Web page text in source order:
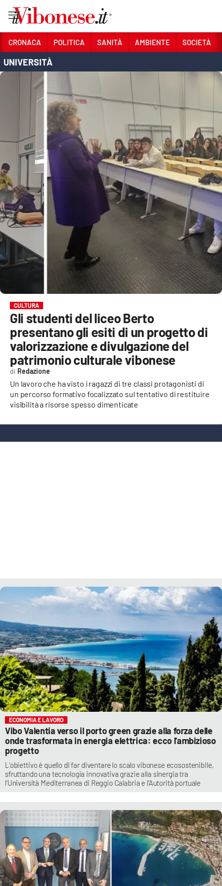
Sezioni
CRONACA
POLITICA
AMBIENTE
SOCIETÀ
CULTURA
ECONOMIA E LAVORO
EVENTI
SPORT
LAC TV
LAC NETWORK
LAC ONAIR
LaC
Network
LACPLAY.IT
APPLE
CRONACA POLITICA SANITÀ AMBIENTE SOCIETÀ
UNIVERSITÀ
CULTURA
Gli studenti del liceo Berto
presentano gli esiti di un progetto di
valorizzazione e divulgazione del
patrimonio culturale vibonese
Un lavoro che ha visto i ragazzi di tre classi protagonisti di
un percorso formativo focalizzato sul tentativo di restituire
visibilità a risorse spesso dimenticate
Redazione
ECONOMIA E LAVORO
Vibo Valentia verso il porto green grazie alla forza delle
onde trasformata in energia elettrica: ecco l'ambizioso
progetto
L'obiettivo è quello di far diventare lo scalo vibonese ecosostenibile,
sfruttando una tecnologia innovativa grazie alla sinergia tra
l'Università Mediterranea di Reggio Calabria e l'Autorità portuale